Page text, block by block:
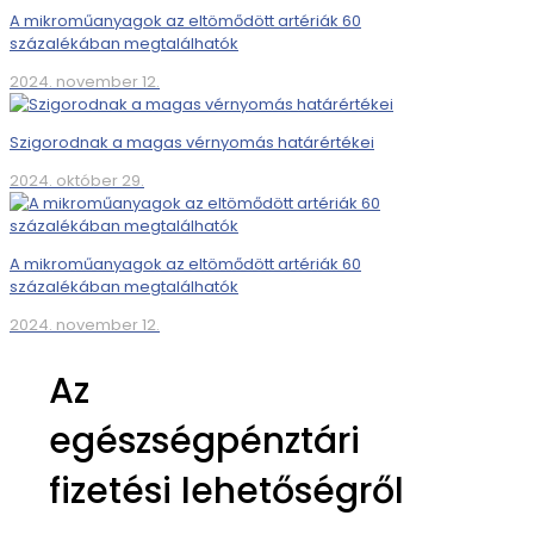
A mikroműanyagok az eltömődött artériák 60
százalékában megtalálhatók
2024. november 12.
Szigorodnak a magas vérnyomás határértékei
2024. október 29.
A mikroműanyagok az eltömődött artériák 60
százalékában megtalálhatók
2024. november 12.
Az
egészségpénztári
fizetési lehetőségről